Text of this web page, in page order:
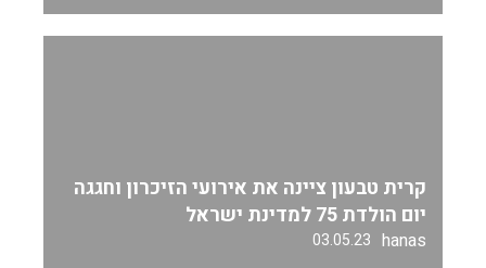
קרית טבעון ציינה את אירועי הזיכרון וחגגה
יום הולדת 75 למדינת ישראל
hanas
03.05.23